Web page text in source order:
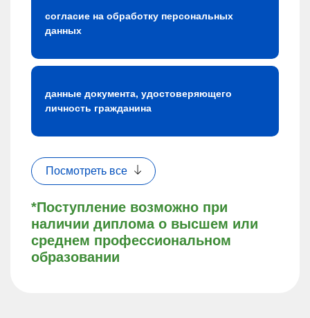
*Поступление возможно при
наличии диплома о высшем или
среднем профессиональном
образовании
согласие на обработку персональных
данных
данные документа, удостоверяющего
личность гражданина
Посмотреть все